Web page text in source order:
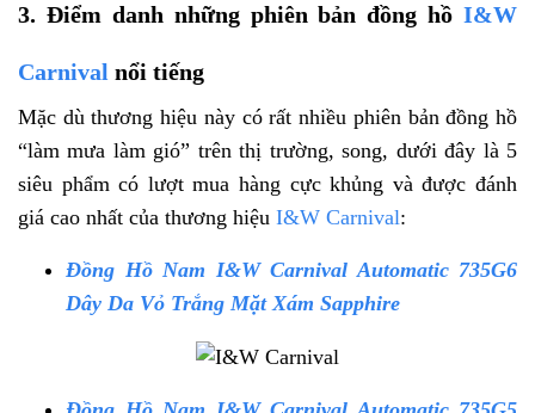
3. Điểm danh những phiên bản đồng hồ I&W
Carnival nổi tiếng
Mặc dù thương hiệu này có rất nhiều phiên bản đồng hồ
“làm mưa làm gió” trên thị trường, song, dưới đây là 5
siêu phẩm có lượt mua hàng cực khủng và được đánh
giá cao nhất của thương hiệu I&W Carnival:
Đồng Hồ Nam I&W Carnival Automatic 735G6
Dây Da Vỏ Trắng Mặt Xám Sapphire